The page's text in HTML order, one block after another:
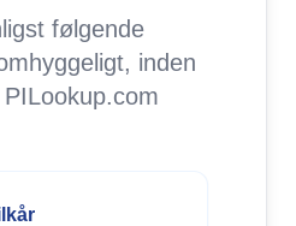
følgende
inden